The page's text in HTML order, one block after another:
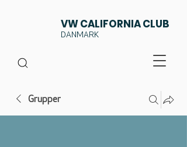
VW CALIFORNIA CLUB
DANMARK
Grupper